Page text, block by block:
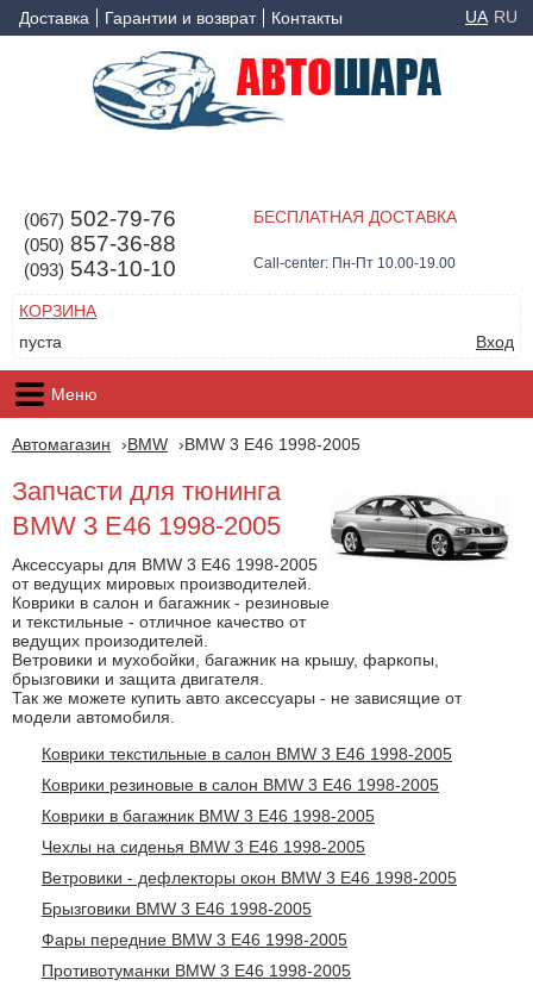
Доставка Гарантии и возврат Контакты UA RU
(067) 502-79-76
(050) 857-36-88
(093) 543-10-10
БЕСПЛАТНАЯ ДОСТАВКА
Call-center: Пн-Пт 10.00-19.00
КОРЗИНА
пуста
Вход
Меню
Автомагазин BMW BMW 3 E46 1998-2005
Запчасти для тюнинга
BMW 3 E46 1998-2005
Аксессуары для BMW 3 E46 1998-2005
от ведущих мировых производителей.
Коврики в салон и багажник - резиновые
и текстильные - отличное качество от
ведущих произодителей.
Ветровики и мухобойки, багажник на крышу, фаркопы,
брызговики и защита двигателя.
Так же можете купить авто аксессуары - не зависящие от
модели автомобиля.
Коврики текстильные в салон BMW 3 E46 1998-2005
Коврики резиновые в салон BMW 3 E46 1998-2005
Коврики в багажник BMW 3 E46 1998-2005
Чехлы на сиденья BMW 3 E46 1998-2005
Ветровики - дефлекторы окон BMW 3 E46 1998-2005
Брызговики BMW 3 E46 1998-2005
Фары передние BMW 3 E46 1998-2005
Противотуманки BMW 3 E46 1998-2005